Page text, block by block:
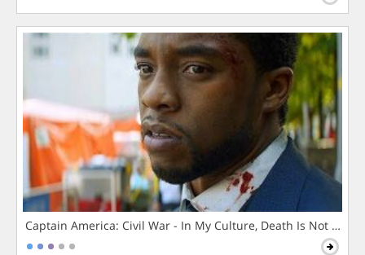
Captain America: Civil War - In My Culture, Death Is Not The